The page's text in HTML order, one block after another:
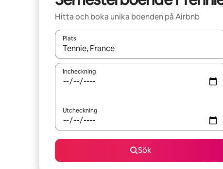
Hitta och boka unika boenden på Airbnb
Plats
När resultaten är tillgängliga kan du navigera
Incheckning
Utcheckning
Sök